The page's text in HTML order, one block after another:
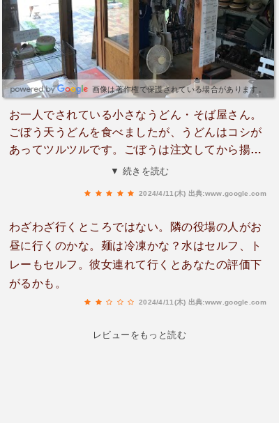
画像は著作権で保護されている場合があります。
お一人でされている小さなうどん・そば屋さん。
ごぼう天うどんを食べましたが、うどんはコシが
あってツルツルです。ごぼうは注文してから揚げ
てくれ、別皿に入れてくれるので、揚げたてのサ
ャうま！今回はかしわ飯は注文しませんでした
が、次はかしわ飯も食べたいな〜♪
▼ 続きを読む
2024/4/11(木) 出典:www.google.com
わざわざ行くところではない。隣の役場の人がお
昼に行くのかな。麺は冷凍かな？水はセルフ、ト
レーもセルフ。彼女連れて行くとあなたの評価下
がるかも。
2024/4/11(木) 出典:www.google.com
レビューをもっと読む